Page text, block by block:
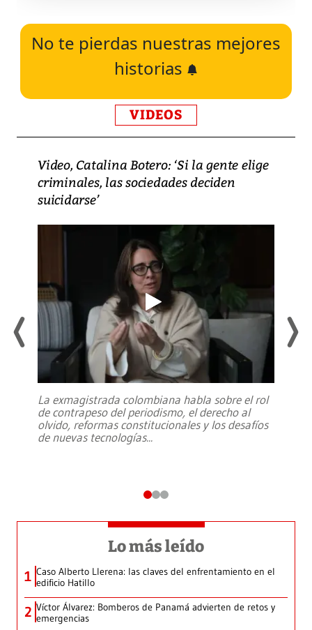
No te pierdas nuestras mejores
historias
VIDEOS
Video, Catalina Botero: ‘Si la gente elige
criminales, las sociedades deciden
suicidarse’
La exmagistrada colombiana habla sobre el rol
de contrapeso del periodismo, el derecho al
olvido, reformas constitucionales y los desafíos
de nuevas tecnologías...
Lo más leído
1 Caso Alberto Llerena: las claves del enfrentamiento en el
edificio Hatillo
2 Víctor Álvarez: Bomberos de Panamá advierten de retos y
emergencias